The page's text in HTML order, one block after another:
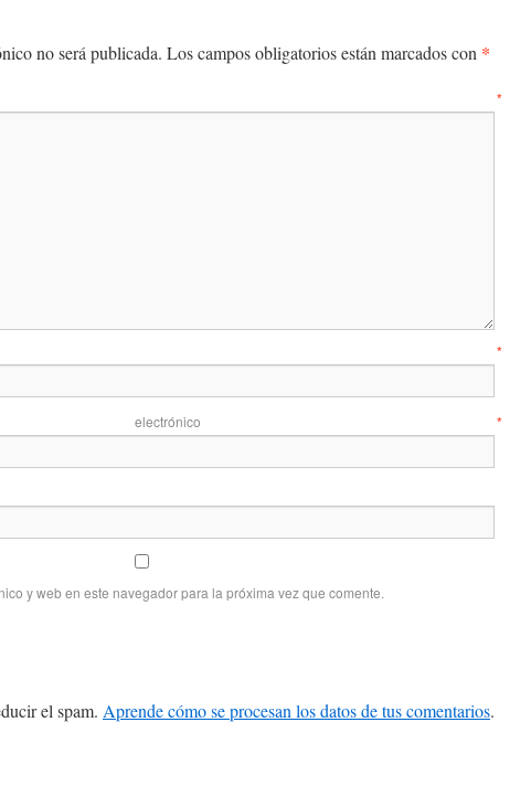
no será publicada. Los campos obligatorios están marcados con *
*
*
electrónico *
y web en este navegador para la próxima vez que comente.
el spam. Aprende cómo se procesan los datos de tus comentarios.